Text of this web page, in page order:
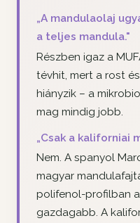
„A mandulaolaj
a teljes mandula."
Részben igaz a
tévhit, mert a rost
hiányzik – a
mag mindig jobb.
„Csak a kaliforniai
Nem. A spanyol
magyar
polifenol-profilban
gazdagabb. A